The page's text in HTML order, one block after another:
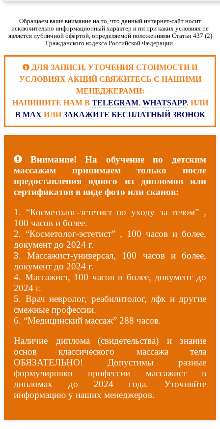
Обращаем ваше внимание на то, что данный интернет-сайт носит
исключительно информационный характер и ни при каких условиях не
является публичной офертой, определяемой положениями Статьи 437 (2)
Гражданского кодекса Российской Федерации.
ДЛЯ ЗАПИСИ, УТОЧЕНИЯ СТОИМОСТИ И
УСЛОВИЯХ АКЦИЙ СВЯЖИТЕСЬ С НАШИМИ
МЕНЕДЖЕРАМИ:
НАПИШИТЕ НАМ В TELEGRAM, WHATSAPP, ИЛИ
В MAX ИЛИЗАКАЖИТЕ БЕСПЛАТНЫЙ ЗВОНОК
Внимание! На обучение по детским
массажам принимаем только после
предоставления одного из дипломов или
сертификатов в виде фото или сканов:
1. “Косметолог-эстетист по уходу за телом” ,
100 часов и более.
2. “Косметолог-эстетист” , 100 часов и более,
документ до 2024 г.
3. Массажист-универсал, 100 часов и более,
документ до 2024 г.
4. Массажист, 100 часов и более, документ до
2024 г.
5. Врач невролог, реабилитолог, лфк и другие
смежные профессии.
6. “Медицинский массаж” 288 часов.
Наличие диплома (свидетельства) и знание
основ классического массажа тела
ОБЯЗАТЕЛЬНО! Допустимы разные
формулировки профессии массажист в
дипломах до 2024 года. Уточняйте
информацию у наших менеджеров.